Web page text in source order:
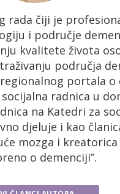
rada čiji je
i područje
kvalitete života
područja
portala o
radnica u
na Katedri za
djeluje i kao
mozga i
o demenciji”.